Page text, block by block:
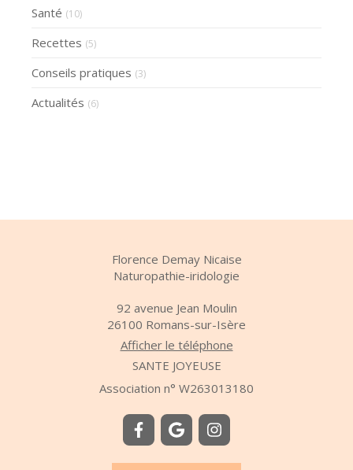
Santé (10)
Recettes (5)
Conseils pratiques (3)
Actualités (6)
Florence Demay Nicaise
Naturopathie-iridologie
92 avenue Jean Moulin
26100 Romans-sur-Isère
Afficher le téléphone
SANTE JOYEUSE
Association n° W263013180